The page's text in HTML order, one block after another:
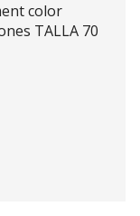
color
TALLA 70